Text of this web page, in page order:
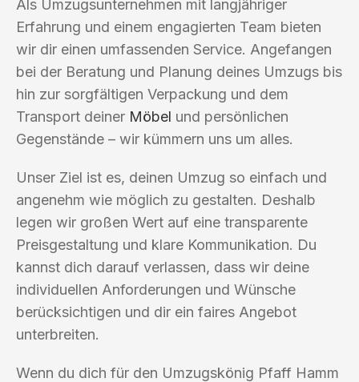
Als Umzugsunternehmen mit langjähriger
Erfahrung und einem engagierten Team bieten
wir dir einen umfassenden Service. Angefangen
bei der Beratung und Planung deines Umzugs bis
hin zur sorgfältigen Verpackung und dem
Transport deiner Möbel und persönlichen
Gegenstände – wir kümmern uns um alles.
Unser Ziel ist es, deinen Umzug so einfach und
angenehm wie möglich zu gestalten. Deshalb
legen wir großen Wert auf eine transparente
Preisgestaltung und klare Kommunikation. Du
kannst dich darauf verlassen, dass wir deine
individuellen Anforderungen und Wünsche
berücksichtigen und dir ein faires Angebot
unterbreiten.
Wenn du dich für den Umzugskönig Pfaff Hamm